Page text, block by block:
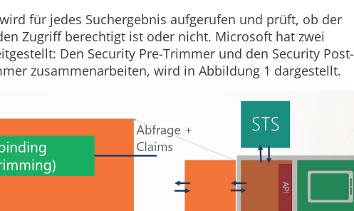
für jedes Suchergebnis aufgerufen und prüft, ob der
Zugriff berechtigt ist oder nicht. Microsoft hat zwei
Den Security Pre-Trimmer und den Security Post-
zusammenarbeiten, wird in Abbildung 1 dargestellt.